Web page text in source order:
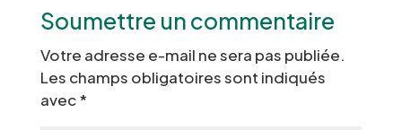
Soumettre un commentaire
Votre adresse e-mail ne sera pas publiée.
Les champs obligatoires sont indiqués
avec*